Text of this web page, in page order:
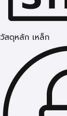
วัสดุหลัก เหล็ก